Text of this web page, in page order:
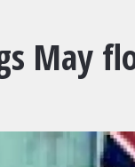
May